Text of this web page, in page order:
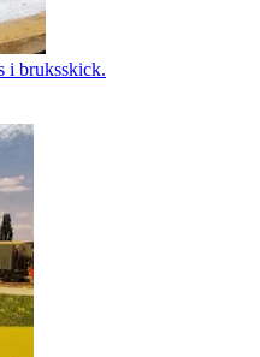
i bruksskick.